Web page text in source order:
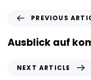
e
v
PREVIOUS
Ausblick auf
NEXT ARTICLE